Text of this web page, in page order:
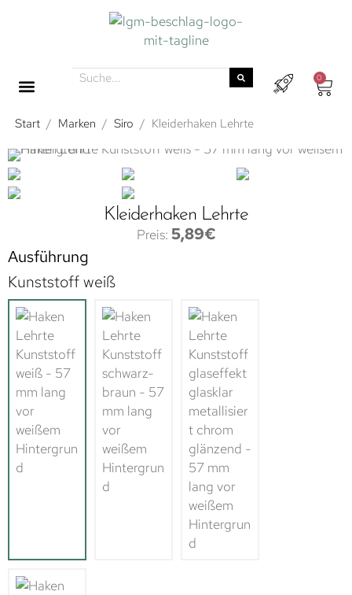
0
Start / Marken / Siro / Kleiderhaken Lehrte
Kleiderhaken Lehrte
5,89€
Ausführung
Kunststoff weiß